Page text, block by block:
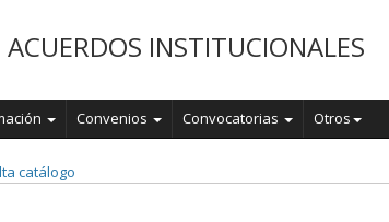
ACUERDOS INSTITUCIONALES
Convenios Convocatorias Otros
catálogo